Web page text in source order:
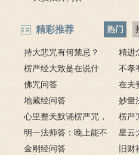
精彩推荐 热门
持大悲咒有何禁忌？
精进
为何
楞严经大致是在说什
么？如何修楞严法门？
不孝
孝有
佛咒问答
在夫
佛，
地藏经问答
妙量
手机
心里整天默诵楞严咒，
方式对不对？
楞严
明一法师答：晚上能不
能上香？为什么拜佛会
星云
金刚经问答
旧